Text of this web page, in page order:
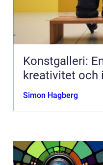
Konstgalleri:
kreativitet och
Simon Hagberg